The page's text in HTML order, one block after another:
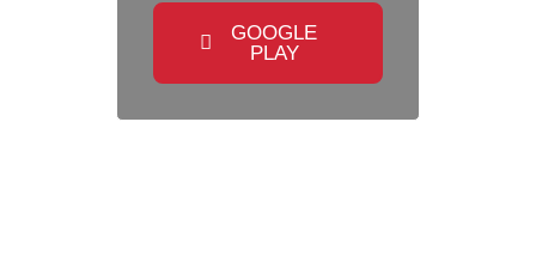
GOOGLE
PLAY